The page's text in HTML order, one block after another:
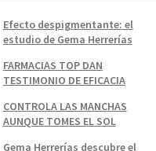
Efecto despigmentante: el
estudio de Gema Herrerías
FARMACIAS TOP DAN
TESTIMONIO DE EFICACIA
CONTROLA LAS MANCHAS
AUNQUE TOMES EL SOL
Gema Herrerías descubre el